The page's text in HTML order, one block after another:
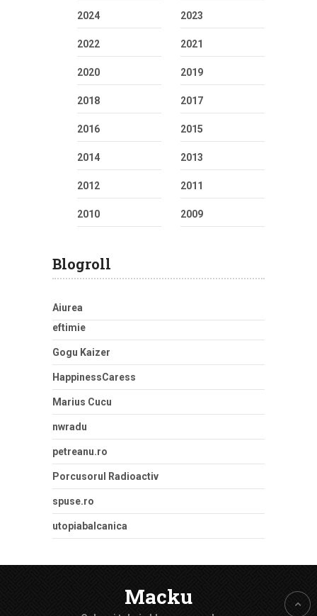
2024 2023
2022 2021
2020 2019
2018 2017
2016 2015
2014 2013
2012 2011
2010 2009
Blogroll
Aiurea
eftimie
Gogu Kaizer
HappinessCaress
Marius Cucu
nwradu
petreanu.ro
Porcusorul Radioactiv
spuse.ro
utopiabalcanica
Macku